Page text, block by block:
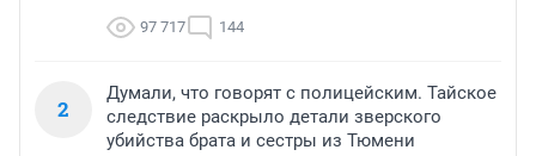
97 717 144
2
Думали, что говорят с полицейским. Тайское
следствие раскрыло детали зверского
убийства брата и сестры из Тюмени